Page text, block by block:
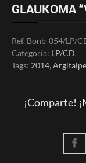
GLAUKOMA
Ref. Bonb-054/LP/
Categoría: LP/CD.
Tags: 2014,
¡Comparte!